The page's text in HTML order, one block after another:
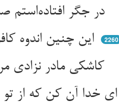
در جگر افتاده‌استم صد شرر ** در مناجاتم ببین بوی جگر
این چنین اندوه کافر را مباد ** دامن رحمت گرفتم داد داد
2260
کاشکی مادر نزادی مر مرا ** یا مرا شیری بخوردی در چرا
ای خدا آن کن که از تو می‌سزد ** که ز هر سوراخ مارم می‌گزد